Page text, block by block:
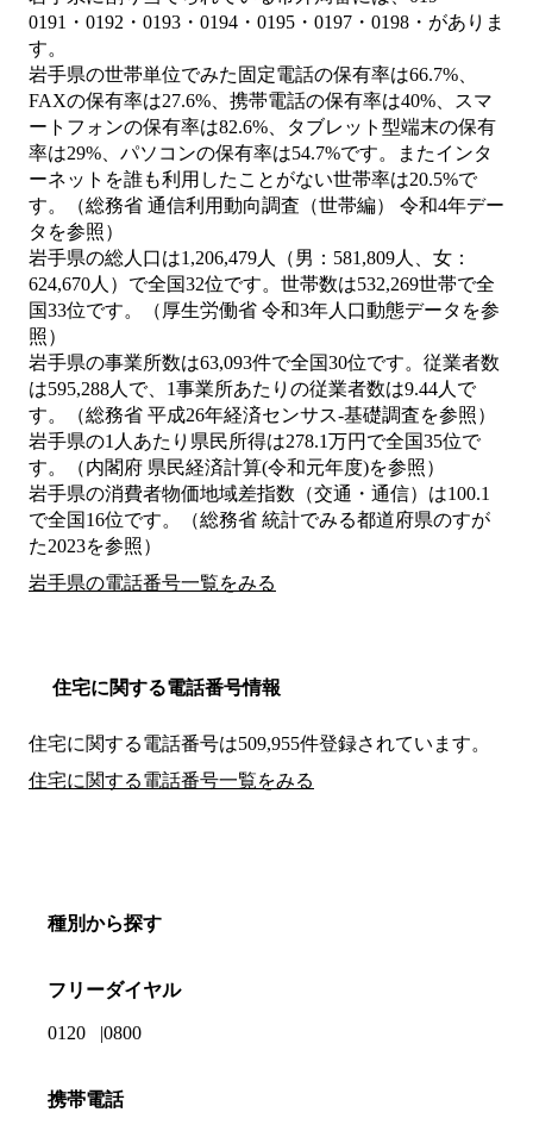
0191・0192・0193・0194・0195・0197・0198・がありま
す。
岩手県の世帯単位でみた固定電話の保有率は66.7%、
FAXの保有率は27.6%、携帯電話の保有率は40%、スマ
ートフォンの保有率は82.6%、タブレット型端末の保有
率は29%、パソコンの保有率は54.7%です。またインタ
ーネットを誰も利用したことがない世帯率は20.5%で
す。（総務省 通信利用動向調査（世帯編） 令和4年デー
タを参照）
岩手県の総人口は1,206,479人（男：581,809人、女：
624,670人）で全国32位です。世帯数は532,269世帯で全
国33位です。（厚生労働省 令和3年人口動態データを参
照）
岩手県の事業所数は63,093件で全国30位です。従業者数
は595,288人で、1事業所あたりの従業者数は9.44人で
す。（総務省 平成26年経済センサス‐基礎調査を参照）
岩手県の1人あたり県民所得は278.1万円で全国35位で
す。（内閣府 県民経済計算(令和元年度)を参照）
岩手県の消費者物価地域差指数（交通・通信）は100.1
で全国16位です。（総務省 統計でみる都道府県のすが
た2023を参照）
岩手県の電話番号一覧をみる
住宅に関する電話番号情報
住宅に関する電話番号は509,955件登録されています。
住宅に関する電話番号一覧をみる
種別から探す
フリーダイヤル
0120 0800
携帯電話